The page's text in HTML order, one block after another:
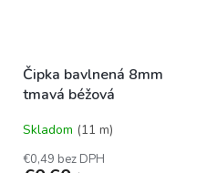
Čipka bavlnená 8mm
tmavá béžová
Skladom (11 m)
€0,49 bez DPH